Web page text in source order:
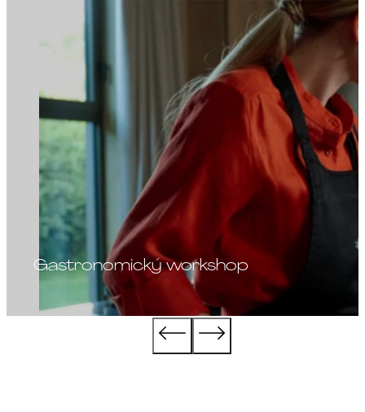
Gastronomický workshop